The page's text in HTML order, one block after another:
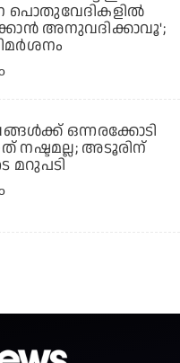
പൊതുവേദികളില്‍
അനുവദിക്കാവൂ';
ഒന്നരക്കോടി
നഷ്ടമല്ല; അടൂരിന്
മറുപടി